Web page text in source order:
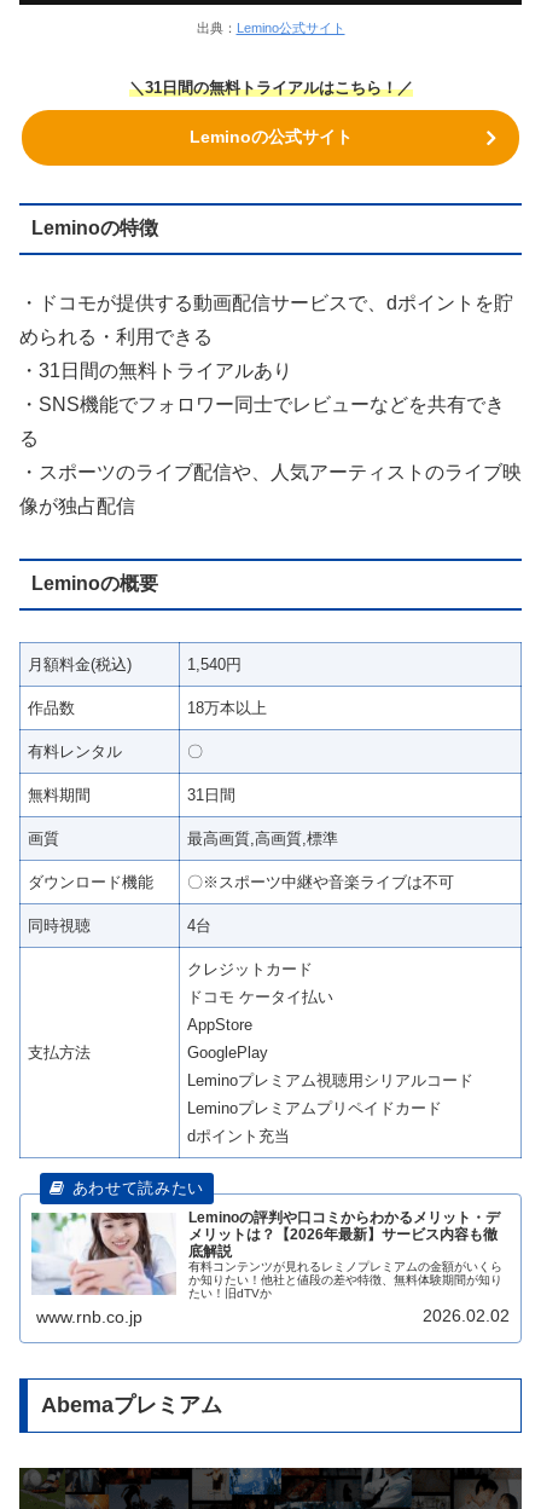
出典： Lemino公式サイト
＼31日間の無料トライアルはこちら！／
Leminoの公式サイト
Leminoの特徴
・ドコモが提供する動画配信サービスで、dポイントを貯
められる・利用できる
・31日間の無料トライアルあり
・SNS機能でフォロワー同士でレビューなどを共有でき
る
・スポーツのライブ配信や、人気アーティストのライブ映
像が独占配信
Leminoの概要
月額料金(税込) 1,540円
作品数 18万本以上
有料レンタル 〇
無料期間 31日間
画質 最高画質,高画質,標準
ダウンロード機能 〇※スポーツ中継や音楽ライブは不可
同時視聴 4台
支払方法
クレジットカード
ドコモ ケータイ払い
AppStore
GooglePlay
Leminoプレミアム視聴用シリアルコード
Leminoプレミアムプリペイドカード
dポイント充当
Leminoの評判や口コミからわかるメリット・デ
メリットは？【2026年最新】サービス内容も徹
底解説
有料コンテンツが見れるレミノプレミアムの金額がいくら
か知りたい！他社と値段の差や特徴、無料体験期間が知り
たい！旧dTVか
www.rnb.co.jp 2026.02.02
Abemaプレミアム